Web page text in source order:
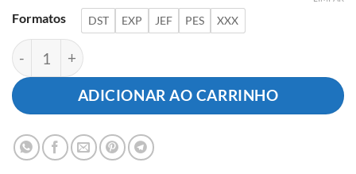
Formatos DST EXP JEF PES XXX
Logotipo Fisioterapia e Emergência quantidade
ADICIONAR AO CARRINHO